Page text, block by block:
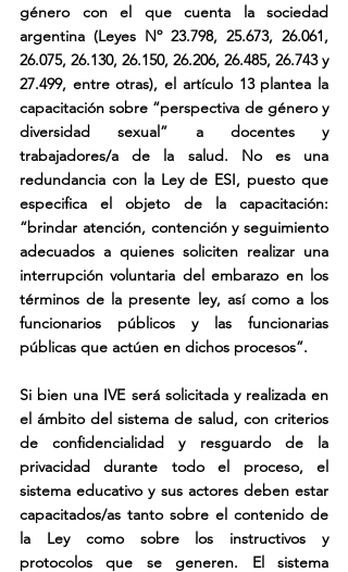
género con el que cuenta la sociedad
argentina (Leyes Nº 23.798, 25.673, 26.061,
26.075, 26.130, 26.150, 26.206, 26.485, 26.743 y
27.499, entre otras), el artículo 13 plantea la
capacitación sobre “perspectiva de género y
diversidad sexual” a docentes y
trabajadores/a de la salud. No es una
redundancia con la Ley de ESI, puesto que
especifica el objeto de la capacitación:
“brindar atención, contención y seguimiento
adecuados a quienes soliciten realizar una
interrupción voluntaria del embarazo en los
términos de la presente ley, así como a los
funcionarios públicos y las funcionarias
públicas que actúen en dichos procesos”.
Si bien una IVE será solicitada y realizada en
el ámbito del sistema de salud, con criterios
de confidencialidad y resguardo de la
privacidad durante todo el proceso, el
sistema educativo y sus actores deben estar
capacitados/as tanto sobre el contenido de
la Ley como sobre los instructivos y
protocolos que se generen. El sistema